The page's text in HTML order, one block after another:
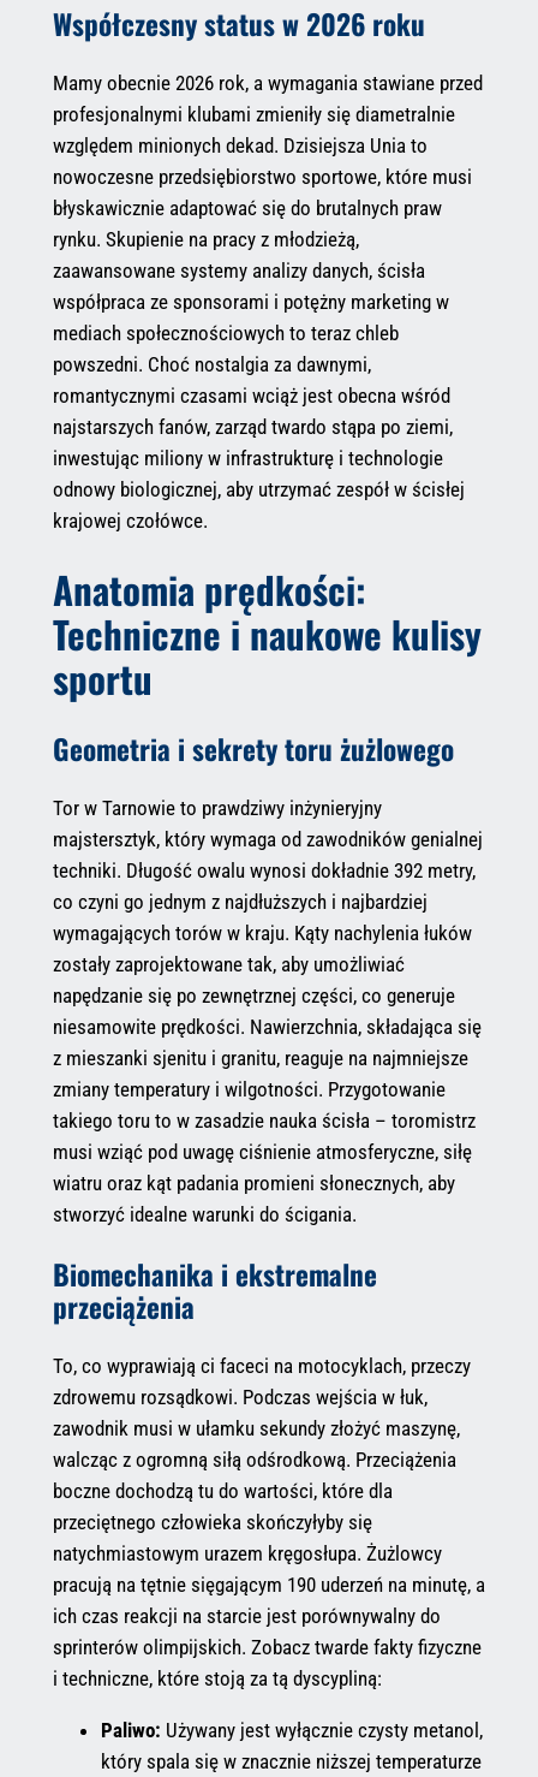
Współczesny status w 2026 roku
Mamy obecnie 2026 rok, a wymagania stawiane przed
profesjonalnymi klubami zmieniły się diametralnie
względem minionych dekad. Dzisiejsza Unia to
nowoczesne przedsiębiorstwo sportowe, które musi
błyskawicznie adaptować się do brutalnych praw
rynku. Skupienie na pracy z młodzieżą,
zaawansowane systemy analizy danych, ścisła
współpraca ze sponsorami i potężny marketing w
mediach społecznościowych to teraz chleb
powszedni. Choć nostalgia za dawnymi,
romantycznymi czasami wciąż jest obecna wśród
najstarszych fanów, zarząd twardo stąpa po ziemi,
inwestując miliony w infrastrukturę i technologie
odnowy biologicznej, aby utrzymać zespół w ścisłej
krajowej czołówce.
Anatomia prędkości:
Techniczne i naukowe kulisy
sportu
Geometria i sekrety toru żużlowego
Tor w Tarnowie to prawdziwy inżynieryjny
majstersztyk, który wymaga od zawodników genialnej
techniki. Długość owalu wynosi dokładnie 392 metry,
co czyni go jednym z najdłuższych i najbardziej
wymagających torów w kraju. Kąty nachylenia łuków
zostały zaprojektowane tak, aby umożliwiać
napędzanie się po zewnętrznej części, co generuje
niesamowite prędkości. Nawierzchnia, składająca się
z mieszanki sjenitu i granitu, reaguje na najmniejsze
zmiany temperatury i wilgotności. Przygotowanie
takiego toru to w zasadzie nauka ścisła – toromistrz
musi wziąć pod uwagę ciśnienie atmosferyczne, siłę
wiatru oraz kąt padania promieni słonecznych, aby
stworzyć idealne warunki do ścigania.
Biomechanika i ekstremalne
przeciążenia
To, co wyprawiają ci faceci na motocyklach, przeczy
zdrowemu rozsądkowi. Podczas wejścia w łuk,
zawodnik musi w ułamku sekundy złożyć maszynę,
walcząc z ogromną siłą odśrodkową. Przeciążenia
boczne dochodzą tu do wartości, które dla
przeciętnego człowieka skończyłyby się
natychmiastowym urazem kręgosłupa. Żużlowcy
pracują na tętnie sięgającym 190 uderzeń na minutę, a
ich czas reakcji na starcie jest porównywalny do
sprinterów olimpijskich. Zobacz twarde fakty fizyczne
i techniczne, które stoją za tą dyscypliną:
Paliwo: Używany jest wyłącznie czysty metanol,
który spala się w znacznie niższej temperaturze